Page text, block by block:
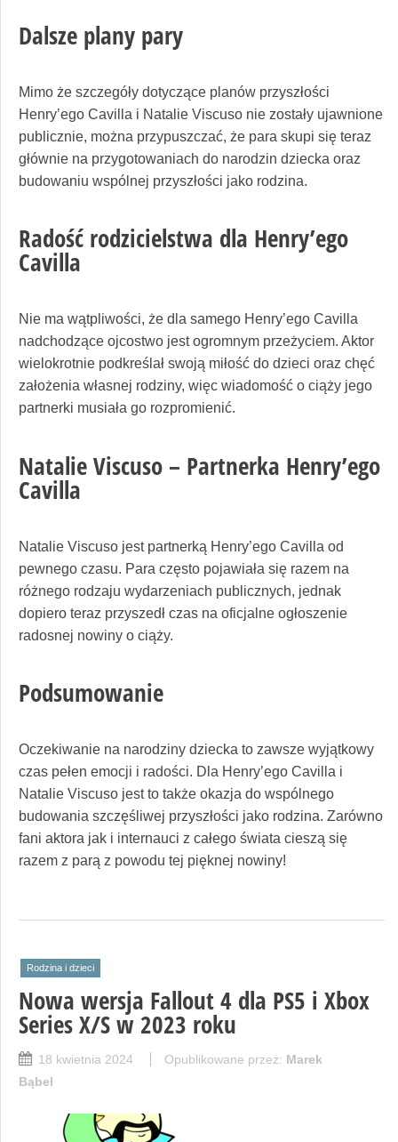
Dalsze plany pary
Mimo że szczegóły dotyczące planów przyszłości
Henry’ego Cavilla i Natalie Viscuso nie zostały ujawnione
publicznie, można przypuszczać, że para skupi się teraz
głównie na przygotowaniach do narodzin dziecka oraz
budowaniu wspólnej przyszłości jako rodzina.
Radość rodzicielstwa dla Henry’ego
Cavilla
Nie ma wątpliwości, że dla samego Henry’ego Cavilla
nadchodzące ojcostwo jest ogromnym przeżyciem. Aktor
wielokrotnie podkreślał swoją miłość do dzieci oraz chęć
założenia własnej rodziny, więc wiadomość o ciąży jego
partnerki musiała go rozpromienić.
Natalie Viscuso – Partnerka Henry’ego
Cavilla
Natalie Viscuso jest partnerką Henry’ego Cavilla od
pewnego czasu. Para często pojawiała się razem na
różnego rodzaju wydarzeniach publicznych, jednak
dopiero teraz przyszedł czas na oficjalne ogłoszenie
radosnej nowiny o ciąży.
Podsumowanie
Oczekiwanie na narodziny dziecka to zawsze wyjątkowy
czas pełen emocji i radości. Dla Henry’ego Cavilla i
Natalie Viscuso jest to także okazja do wspólnego
budowania szczęśliwej przyszłości jako rodzina. Zarówno
fani aktora jak i internauci z całego świata cieszą się
razem z parą z powodu tej pięknej nowiny!
Rodzina i dzieci
Nowa wersja Fallout 4 dla PS5 i Xbox
Series X/S w 2023 roku
18 kwietnia 2024 Opublikowane przez: Marek
Bąbel